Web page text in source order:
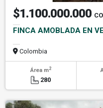
$1.100.000.000
FINCA AMOBLADA EN
Colombia
Área m2
280